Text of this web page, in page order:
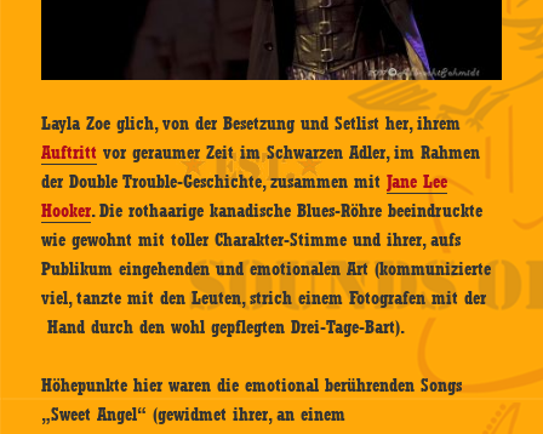
Layla Zoe glich, von der Besetzung und Setlist her, ihrem
Auftritt vor geraumer Zeit im Schwarzen Adler, im Rahmen
der Double Trouble-Geschichte, zusammen mitJane Lee
Hooker. Die rothaarige kanadische Blues-Röhre beeindruckte
wie gewohnt mit toller Charakter-Stimme und ihrer, aufs
Publikum eingehenden und emotionalen Art (kommunizierte
viel, tanzte mit den Leuten, strich einem Fotografen mit der
Hand durch den wohl gepflegten Drei-Tage-Bart).
Höhepunkte hier waren die emotional berührenden Songs
„Sweet Angel“ (gewidmet ihrer, an einem